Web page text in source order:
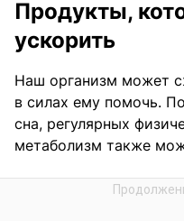
Продукты,
ускорить
Наш организм может
в силах ему помочь.
сна, регулярных
метаболизм также